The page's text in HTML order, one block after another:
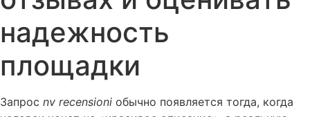
надежность
площадки
Запрос nv recensioni обычно появляется тогда, когда